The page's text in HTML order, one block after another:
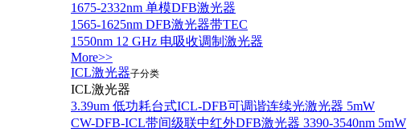
1675-2332nm 单模DFB激光器
1565-1625nm DFB激光器带TEC
1550nm 12 GHz 电吸收调制激光器
More>>
ICL激光器子分类
ICL激光器
3.39um 低功耗台式ICL-DFB可调谐连续光激光器 5mW
CW-DFB-ICL带间级联中红外DFB激光器 3390-3540nm 5mW